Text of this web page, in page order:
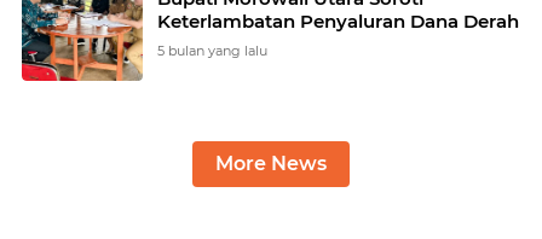
Keterlambatan Penyaluran Dana Derah
5 bulan yang lalu
More News